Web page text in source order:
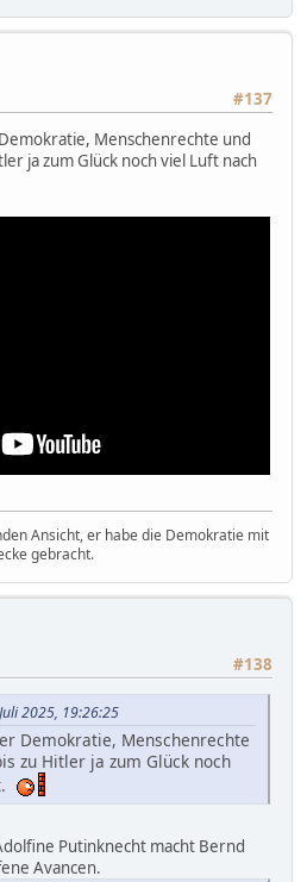
#137
Menschenrechte und
ja zum Glück noch viel Luft nach
Ansicht, er habe die Demokratie mit
gebracht.
#138
2025, 19:26:25
Demokratie, Menschenrechte
zu Hitler ja zum Glück noch
Putinknecht macht Bernd
Avancen.